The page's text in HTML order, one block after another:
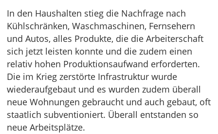
In den Haushalten stieg die Nachfrage nach
Kühlschränken, Waschmaschinen, Fernsehern
und Autos, alles Produkte, die die Arbeiterschaft
sich jetzt leisten konnte und die zudem einen
relativ hohen Produktionsaufwand erforderten.
Die im Krieg zerstörte Infrastruktur wurde
wiederaufgebaut und es wurden zudem überall
neue Wohnungen gebraucht und auch gebaut, oft
staatlich subventioniert. Überall entstanden so
neue Arbeitsplätze.